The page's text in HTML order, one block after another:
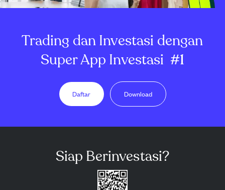
Trading dan Investasi dengan
Super App Investasi #1
Daftar Download
Siap Berinvestasi?